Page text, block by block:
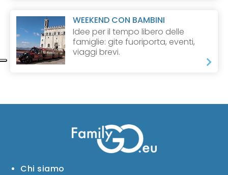
WEEKEND CON BAMBINI
Idee per il tempo libero delle
famiglie: gite fuoriporta, eventi,
viaggi brevi.
Chi siamo